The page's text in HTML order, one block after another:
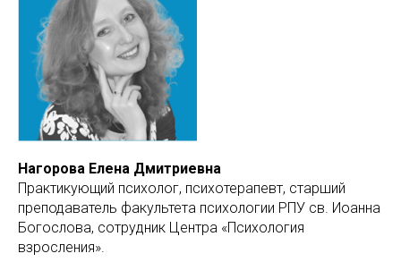
Нагорова Елена Дмитриевна
Практикующий психолог, психотерапевт, старший
преподаватель факультета психологии РПУ св. Иоанна
Богослова, сотрудник Центра «Психология
взросления».